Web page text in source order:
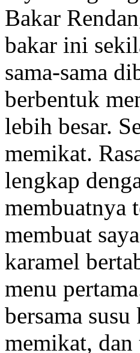
Bakar
bakar ini
sama-sama
berbentuk
lebih besar.
memikat.
lengkap
membuatnya
membuat
karamel
menu
bersama
memikat, dan